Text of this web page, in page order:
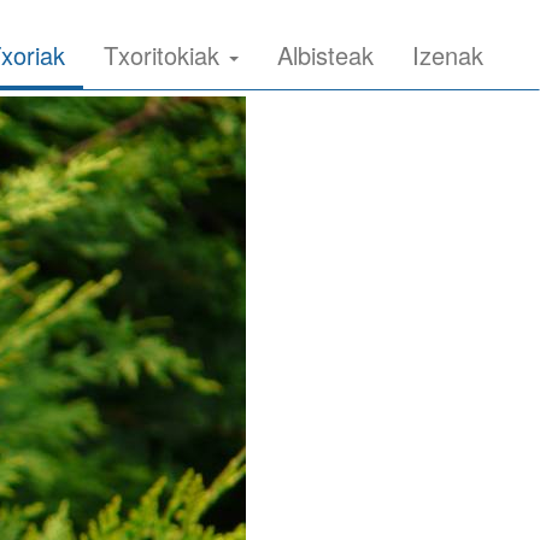
Txoritokiak Albisteak Izenak